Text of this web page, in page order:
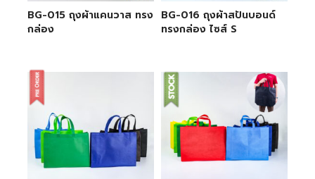
BG-015 ถุงผ้าแคนวาส ทรง
กล่อง
BG-016 ถุงผ้าสปันบอนด์
ทรงกล่อง ไซส์ S